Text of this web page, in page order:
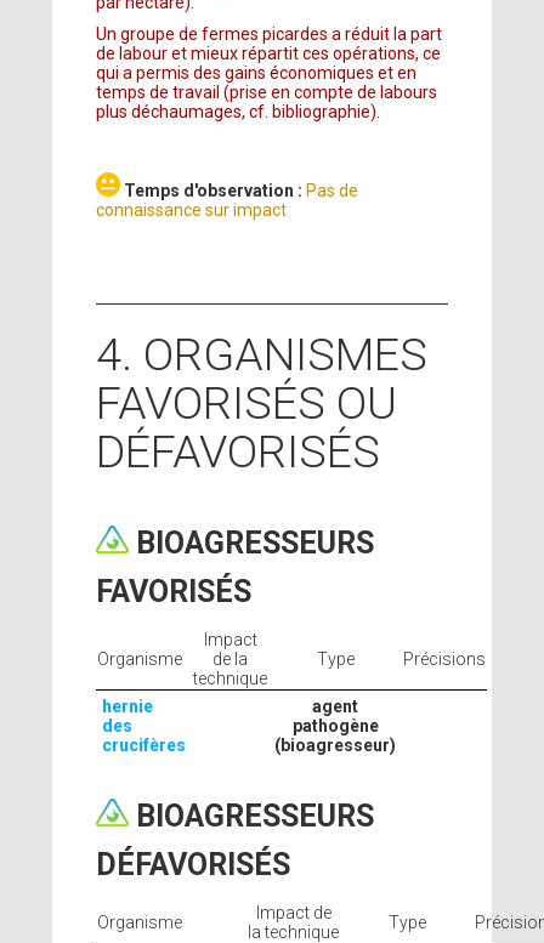
Un groupe de fermes picardes a réduit la part
de labour et mieux répartit ces opérations, ce
qui a permis des gains économiques et en
temps de travail (prise en compte de labours
plus déchaumages, cf. bibliographie).
Temps d'observation : Pas de
connaissance sur impact
4. ORGANISMES
FAVORISÉS OU
DÉFAVORISÉS
BIOAGRESSEURS
FAVORISÉS
Organisme
Impact
de la
technique
Type Précisions
hernie
des
crucifères
agent
pathogène
(bioagresseur)
BIOAGRESSEURS
DÉFAVORISÉS
Organisme
Impact de
la technique
Type